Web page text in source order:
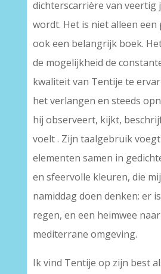
dichterscarrière van veertig
wordt. Het is niet alleen
ook een belangrijk boek.
de mogelijkheid de
kwaliteit van Tentije te
het verlangen en steeds
hij observeert, kijkt,
voelt . Zijn taalgebruik
elementen samen in
en sfeervolle kleuren, die
namiddag doen denken: er
regen, en een heimwee
mediterrane omgeving.
Ik vind Tentije op zijn best